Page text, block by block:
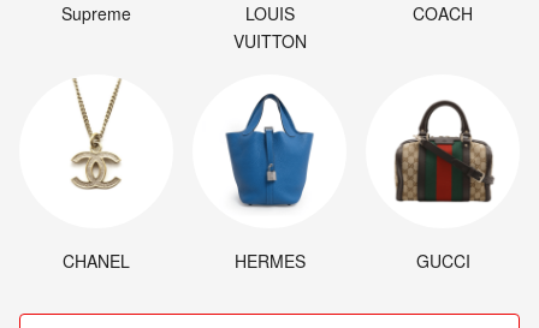
Supreme
LOUIS
VUITTON
COACH
CHANEL HERMES GUCCI